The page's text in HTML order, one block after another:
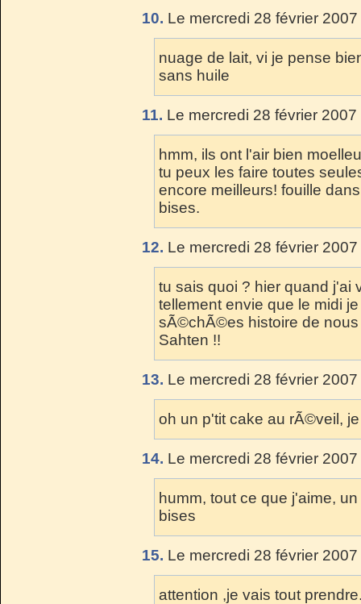
10. Le mercredi 28 février
nuage de lait, vi je pense
sans huile
11. Le mercredi 28 février
hmm, ils ont l'air bien
tu peux les faire toutes
encore meilleurs! fouille
bises.
12. Le mercredi 28 février
tu sais quoi ? hier quand j'ai
tellement envie que le midi
sÃ©chÃ©es histoire de
Sahten !!
13. Le mercredi 28 février
oh un p'tit cake au rÃ©veil,
14. Le mercredi 28 février
humm, tout ce que j'aime,
bises
15. Le mercredi 28 février
attention ,je vais tout